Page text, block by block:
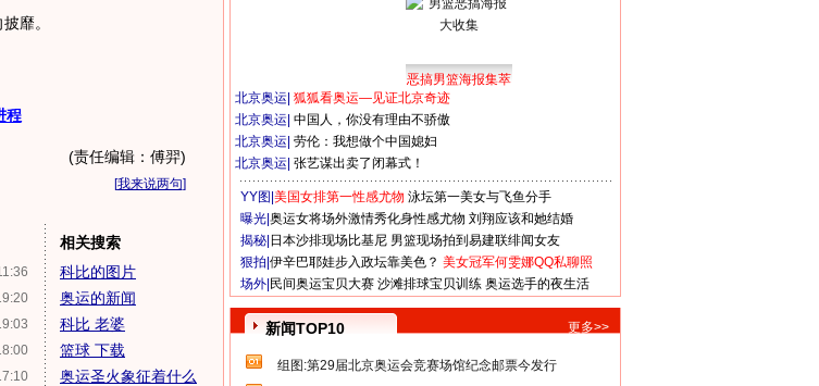
靡。
程
(责任编辑：傅羿)
[我来说两句]
相关搜索
科比的图片
奥运的新闻
科比 老婆
篮球 下载
奥运圣火象征着什么
恶搞男篮海报集萃
北京奥运 狐狐看奥运—见证北京奇迹
北京奥运 中国人，你没有理由不骄傲
北京奥运 劳伦：我想做个中国媳妇
北京奥运 张艺谋出卖了闭幕式！
YY图| 美国女排第一性感尤物 泳坛第一美女与飞鱼分手
曝光| 奥运女将场外激情秀化身性感尤物 刘翔应该和她结婚
揭秘| 日本沙排现场比基尼 男篮现场拍到易建联绯闻女友
狠拍| 伊辛巴耶娃步入政坛靠美色？ 美女冠军何雯娜QQ私聊照
场外| 民间奥运宝贝大赛 沙滩排球宝贝训练 奥运选手的夜生活
新闻TOP10 更多>>
组图:第29届北京奥运会竞赛场馆纪念邮票今发行